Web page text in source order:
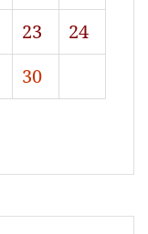
23
24
30